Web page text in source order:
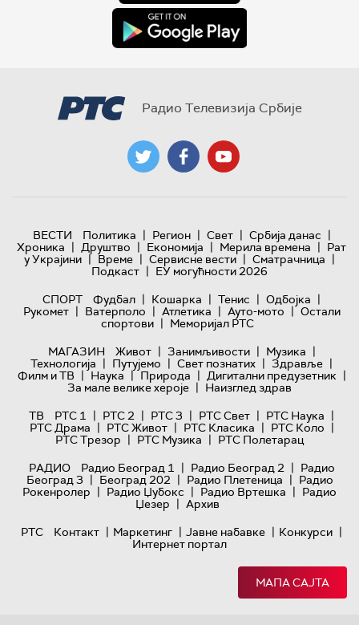
Радио Телевизија Србије
ВЕСТИ Политика | Регион | Свет | Србија данас |
Хроника | Друштво | Економија | Мерила времена | Рат
у Украјини | Време | Сервисне вести | Сматрачница |
Подкаст | ЕУ могућности 2026
СПОРТ
Фудбал | Кошарка | Тенис | Одбојка |
Рукомет | Ватерполо | Атлетика | Ауто-мото | Остали
спортови | Меморијал РТС
МАГАЗИН
Живот | Занимљивости | Музика |
Технологијa | Путујемо | Свет познатих | Здравље |
Филм и ТВ | Наука | Природа | Дигитални предузетник |
За мале велике хероје | Наизглед здрав
ТВ
РТС 1 | РТС 2 | РТС 3 | РТС Свет | РТС Наука |
РТС Драма | РТС Живот | РТС Класика | РТС Коло |
РТС Трезор | РТС Музика | РТС Полетарац
РАДИО
Радио Београд 1 | Радио Београд 2 | Радио
Београд 3 | Београд 202 | Радио Плетеница | Радио
Рокенролер | Радио Џубокс | Радио Вртешка | Радио
Џезер | Архив
РТС
Контакт | Маркетинг | Јавне набавке | Конкурси |
Интернет портал
МАПА САЈТА